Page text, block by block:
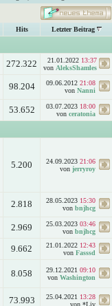
Hits Letzter Beitrag
272.322 21.01.2022 13:37
von AleksShamles
98.204 09.06.2012 21:08
von Nanni
53.652 03.07.2023 18:00
von ceratonia
5.200 24.09.2023 21:06
von jerryroy
2.818 28.05.2023 15:30
von bnjhcg
2.969 25.03.2023 03:46
von bnjhcg
9.662 21.01.2022 12:43
von Fasssd
8.058 29.12.2021 09:10
von Washington
73.993 25.04.2021 13:28
von *Liv